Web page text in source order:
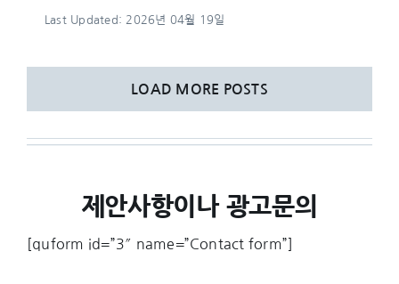
Last Updated: 2026년 04월 19일
LOAD MORE POSTS
제안사항이나 광고문의
[quform id=”3″ name=”Contact form”]